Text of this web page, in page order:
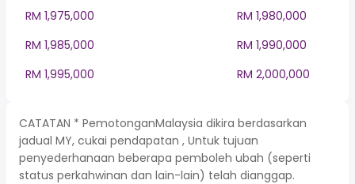
RM 1,975,000
RM 1,980,000
RM 1,985,000
RM 1,990,000
RM 1,995,000
RM 2,000,000
CATATAN * PemotonganMalaysia dikira berdasarkan
jadual MY, cukai pendapatan , Untuk tujuan
penyederhanaan beberapa pemboleh ubah (seperti
status perkahwinan dan lain-lain) telah dianggap.